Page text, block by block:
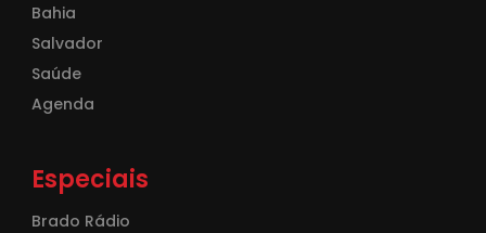
Bahia
Salvador
Saúde
Agenda
Especiais
Brado Rádio